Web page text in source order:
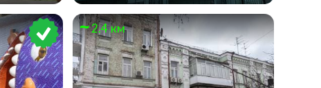
2.4 км